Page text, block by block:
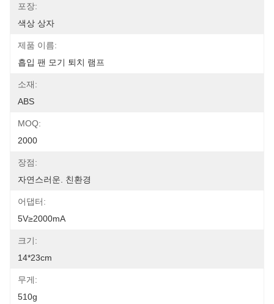
포장:
색상 상자
제품 이름:
흡입 팬 모기 퇴치 램프
소재:
ABS
MOQ:
2000
장점:
자연스러운. 친환경
어댑터:
5V≥2000mA
크기:
14*23cm
무게:
510g